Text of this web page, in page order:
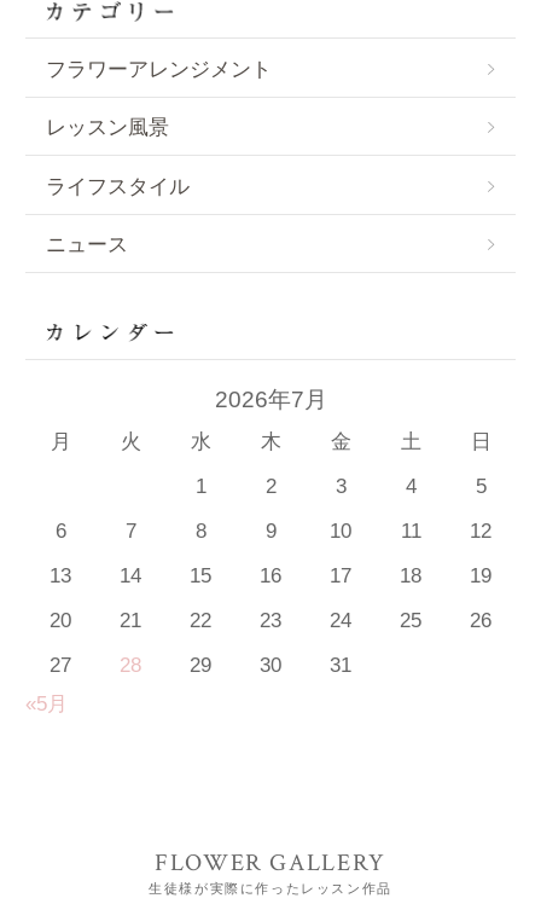
フラワーアレンジメント
レッスン風景
ライフスタイル
ニュース
2026年7月
月 火 水 木 金 土
日
1
2 3 4
5
6
7 8 9 10 11
12
13
14 15 16 17 18
19
20
21 22 23 24 25
26
27
28 29 30
31
«5月
FLOWER GALLERY
生徒様が実際に作ったレッスン作品